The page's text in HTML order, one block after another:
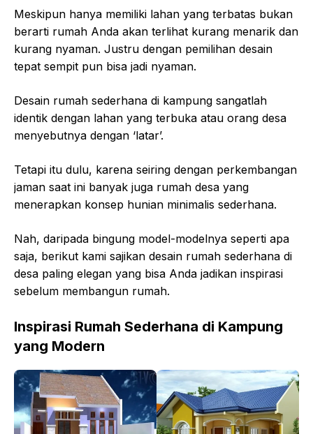
Meskipun hanya memiliki lahan yang terbatas bukan
berarti rumah Anda akan terlihat kurang menarik dan
kurang nyaman. Justru dengan pemilihan desain
tepat sempit pun bisa jadi nyaman.
Desain rumah sederhana di kampung sangatlah
identik dengan lahan yang terbuka atau orang desa
menyebutnya dengan ‘latar’.
Tetapi itu dulu, karena seiring dengan perkembangan
jaman saat ini banyak juga rumah desa yang
menerapkan konsep hunian minimalis sederhana.
Nah, daripada bingung model-modelnya seperti apa
saja, berikut kami sajikan desain rumah sederhana di
desa paling elegan yang bisa Anda jadikan inspirasi
sebelum membangun rumah.
Inspirasi Rumah Sederhana di Kampung
yang Modern